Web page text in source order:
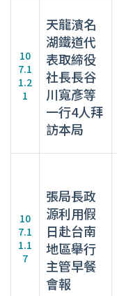
10
7.1
1.2
1
天龍濱名
湖鐵道代
表取締役
社長長谷
川寬彥等
一行4人拜
訪本局
10
7.1
1.1
7
張局長政
源利用假
日赴台南
地區舉行
主管早餐
會報